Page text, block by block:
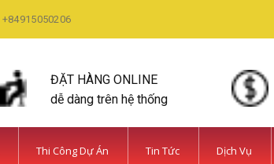
+84915050206
ĐẶT HÀNG ONLINE
dễ dàng trên hệ thống
Thi Công Dự Án Tin Tức Dịch Vụ